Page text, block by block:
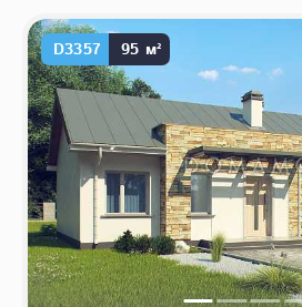
D3357 95 м²